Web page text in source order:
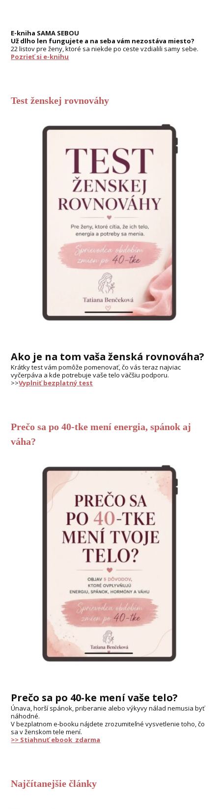
E-kniha SAMA SEBOU
Už dlho len fungujete a na seba vám nezostáva miesto?
22 listov pre ženy, ktoré sa niekde po ceste vzdialili samy sebe.
Pozrieť si e-knihu
Test ženskej rovnováhy
Ako je na tom vaša ženská rovnováha?
Krátky test vám pomôže pomenovať, čo vás teraz najviac
vyčerpáva a kde potrebuje vaše telo väčšiu podporu.
>>Vyplniť bezplatný test
Prečo sa po 40-tke mení energia, spánok aj
váha?
Prečo sa po 40-ke mení vaše telo?
Únava, horší spánok, priberanie alebo výkyvy nálad nemusia byť
náhodné.
V bezplatnom e-booku nájdete zrozumiteľné vysvetlenie toho, čo
sa v ženskom tele mení.
>> Stiahnuť ebook zdarma
Najčítanejšie články